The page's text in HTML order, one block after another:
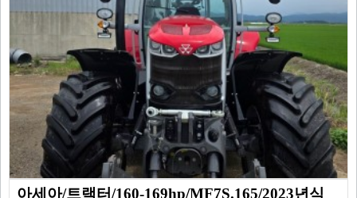
아세아/트랙터/160-169hp/MF7S.165/2023년식